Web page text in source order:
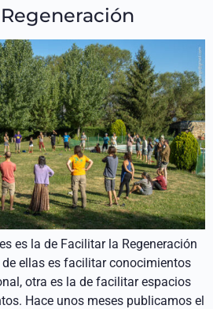
es la de Facilitar la Regeneración
ellas es facilitar conocimientos
otra es la de facilitar espacios
Hace unos meses publicamos el